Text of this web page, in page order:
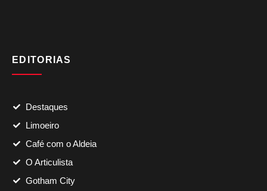
EDITORIAS
Destaques
Limoeiro
Café com o Aldeia
O Articulista
Gotham City